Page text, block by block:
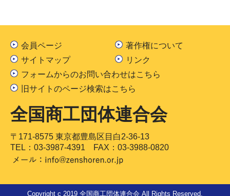
全国商工団体連合会
〒171-8575 東京都豊島区目白2-36-13
TEL： 03-3987-4391 FAX：03-3988-0820
会員ページ
著作権について
サイトマップ
リンク
フォームからのお問い合わせはこちら
旧サイトのページ検索はこちら
Copyright c 2019 全国商工団体連合会 All Rights Reserved.